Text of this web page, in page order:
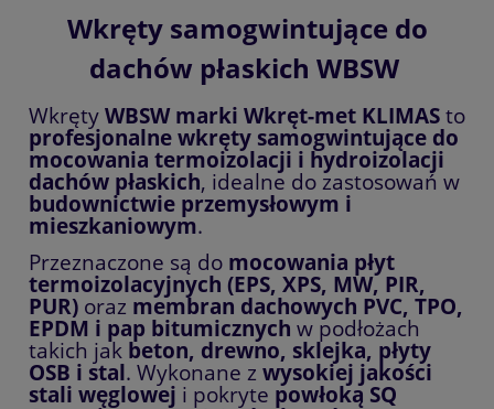
Wkręty samogwintujące do
dachów płaskich WBSW
Wkręty WBSW marki Wkręt-met KLIMAS to
profesjonalne wkręty samogwintujące do
mocowania termoizolacji i hydroizolacji
dachów płaskich, idealne do zastosowań w
budownictwie przemysłowym i
mieszkaniowym.
Przeznaczone są do mocowania płyt
termoizolacyjnych (EPS, XPS, MW, PIR,
PUR) oraz membran dachowych PVC, TPO,
EPDM i pap bitumicznych w podłożach
takich jak beton, drewno, sklejka, płyty
OSB i stal. Wykonane z wysokiej jakości
stali węglowej i pokryte powłoką SQ